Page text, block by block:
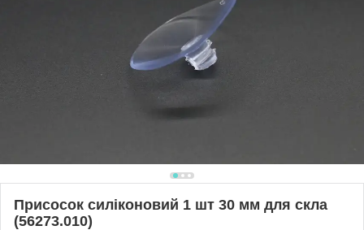
Присосок силіконовий 1 шт 30 мм для скла
(56273.010)